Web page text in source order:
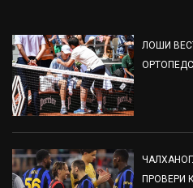
ЛОШИ
ПРОВЕРИ